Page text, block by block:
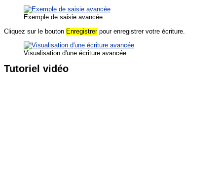
Exemple de saisie avancée
Cliquez sur le bouton Enregistrerpour enregistrer votre écriture.
Visualisation d'une écriture avancée
Tutoriel vidéo